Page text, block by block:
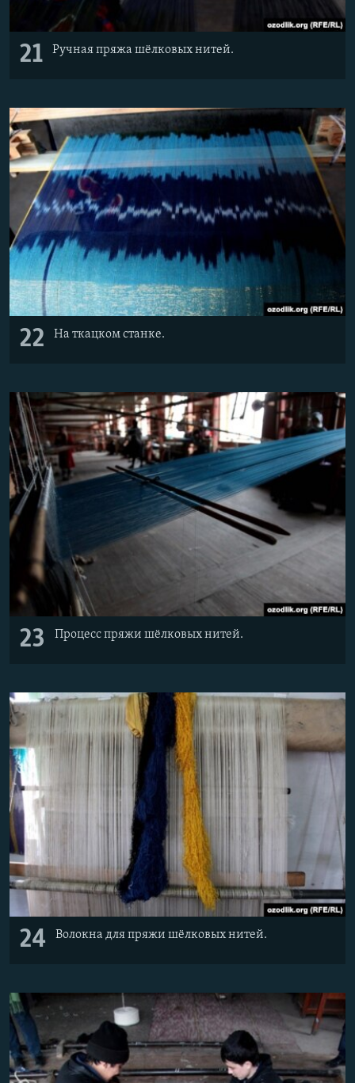
21 Ручная пряжа шёлковых нитей.
22 На ткацком станке.
23 Процесс пряжи шёлковых нитей.
24 Волокна для пряжи шёлковых нитей.